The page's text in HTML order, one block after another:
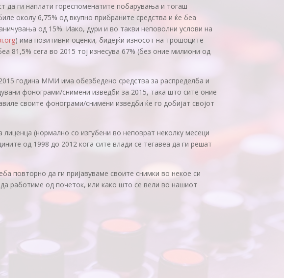
да ги наплати гореспоменатите побарувања и тогаш
околу 6,75% од вкупно прибраните средства и ќе беа
од 15%. Иако, дури и во такви неповолни услови на
) има позитивни оценки, бидејќи износот на трошоците
81,5% сега во 2015 тој изнесува 67% (без оние милиони од
година ММИ има обезбедено средства за распределба и
фонограми/снимени изведби за 2015, така што сите оние
своите фонограми/снимени изведби ќе го добијат својот
(нормално со изгубени во неповрат неколку месеци
од 1998 до 2012 кога сите влади се тегавеа да ги решат
повторно да ги пријавуваме своите снимки во некое си
работиме од почеток, или како што се вели во нашиот